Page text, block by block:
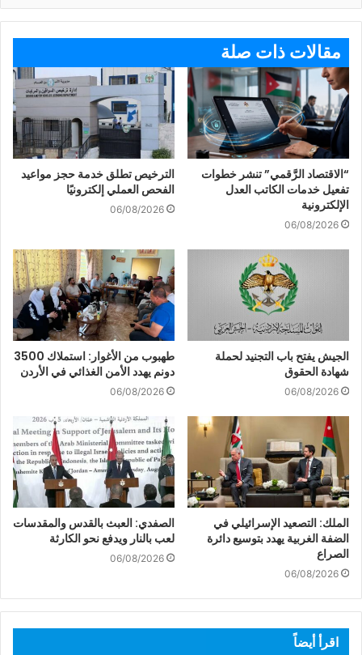
مقالات ذات صلة
“الاقتصاد الرَّقمي” تنشر خطوات
تفعيل خدمات الكاتب العدل
الإلكترونية
06/08/2026
الترخيص تطلق خدمة حجز مواعيد
الفحص العملي إلكترونيًا
06/08/2026
الجيش يفتح باب التجنيد لحملة
شهادة الحقوق
06/08/2026
طهبوب من الأغوار: استملاك 3500
دونم يهدد الأمن الغذائي في الأردن
06/08/2026
الملك: التصعيد الإسرائيلي في
الضفة الغربية يهدد بتوسيع دائرة
الصراع
06/08/2026
الصفدي: العبث بالقدس والمقدسات
لعب بالنار ويدفع نحو الكارثة
06/08/2026
اقرأ أيضاً